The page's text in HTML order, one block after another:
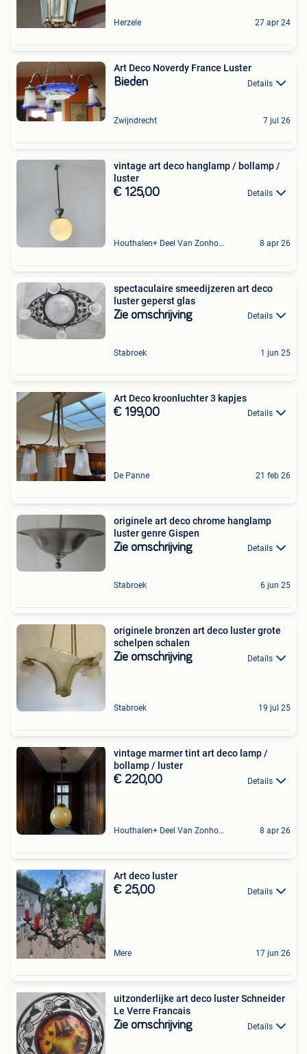
Herzele 27 apr 24
Art Deco Noverdy France Luster
Bieden Details
Zwijndrecht 7 jul 26
vintage art deco hanglamp / bollamp /
luster
€ 125,00 Details
Houthalen+ Deel Van Zonhoven En Zolder 8 apr 26
spectaculaire smeedijzeren art deco
luster geperst glas
Zie omschrijving Details
Stabroek 1 jun 25
Art Deco kroonluchter 3 kapjes
€ 199,00 Details
De Panne 21 feb 26
originele art deco chrome hanglamp
luster genre Gispen
Zie omschrijving Details
Stabroek 6 jun 25
originele bronzen art deco luster grote
schelpen schalen
Zie omschrijving Details
Stabroek 19 jul 25
vintage marmer tint art deco lamp /
bollamp / luster
€ 220,00 Details
Houthalen+ Deel Van Zonhoven En Zolder 8 apr 26
Art deco luster
€ 25,00 Details
Mere 17 jun 26
uitzonderlijke art deco luster Schneider
Le Verre Francais
Zie omschrijving Details